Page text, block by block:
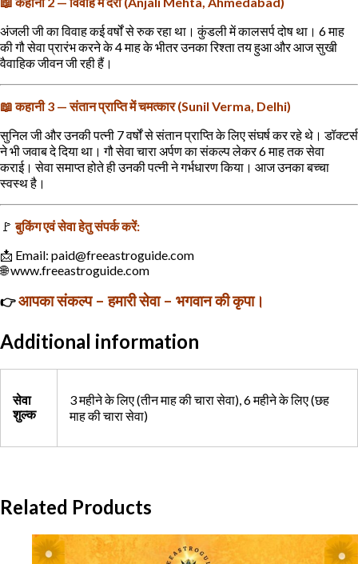
अंजली जी का विवाह कई वर्षों से रुक रहा था। कुंडली में कालसर्प दोष था। 6 माह
की गौ सेवा प्रारंभ करने के 4 माह के भीतर उनका रिश्ता तय हुआ और आज सुखी
वैवाहिक जीवन जी रही हैं।
📖 कहानी 3 — संतान प्राप्ति में चमत्कार (Sunil Verma, Delhi)
सुनिल जी और उनकी पत्नी 7 वर्षों से संतान प्राप्ति के लिए संघर्ष कर रहे थे। डॉक्टर्स
ने भी जवाब दे दिया था। गौ सेवा चारा अर्पण का संकल्प लेकर 6 माह तक सेवा
कराई। सेवा समाप्त होते ही उनकी पत्नी ने गर्भधारण किया। आज उनका बच्चा
स्वस्थ है।
🚩बुकिंग एवं सेवा हेतु संपर्क करें:
📩 Email: paid@freeastroguide.com
🌐 www.freeastroguide.com
👉आपका संकल्प – हमारी सेवा – भगवान की कृपा।
Additional information
सेवा
शुल्क
3 महीने के लिए (तीन माह की चारा सेवा), 6 महीने के लिए (छह
माह की चारा सेवा)
Related Products